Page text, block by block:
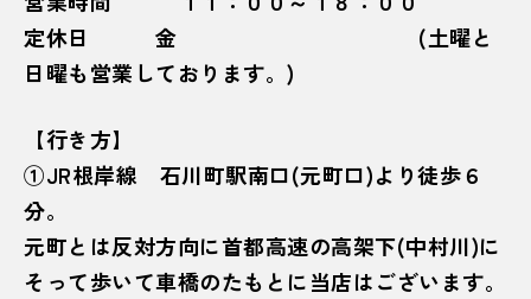
定休日 金 (土曜と
日曜も営業しております。)
【行き方】
①JR根岸線 石川町駅南口(元町口)より徒歩６
分。
元町とは反対方向に首都高速の高架下(中村川)に
そって歩いて車橋のたもとに当店はございます。